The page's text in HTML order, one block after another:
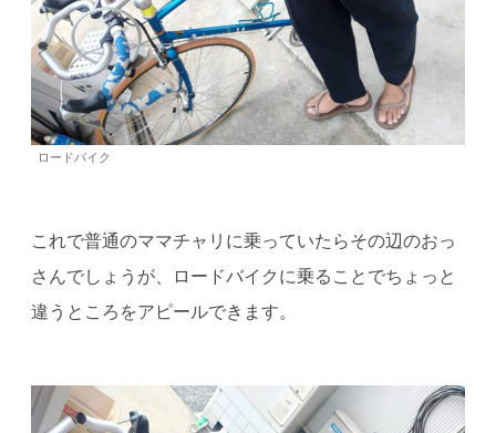
ロードバイク
これで普通のママチャリに乗っていたらその辺のおっ
さんでしょうが、ロードバイクに乗ることでちょっと
違うところをアピールできます。